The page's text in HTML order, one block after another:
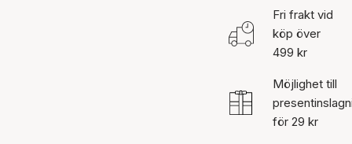
Fri frakt vid
köp över
499 kr
Möjlighet till
för 29 kr